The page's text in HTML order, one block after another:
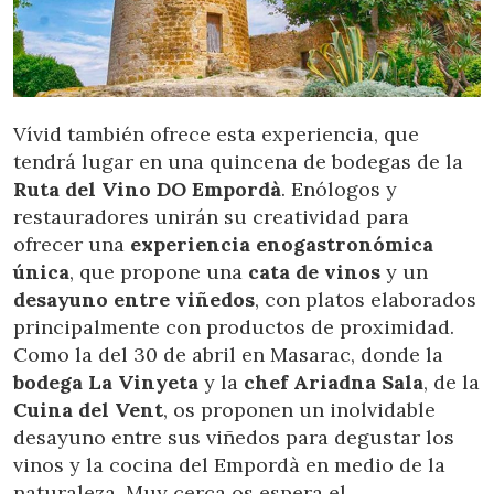
Vívid también ofrece esta experiencia, que
tendrá lugar en una quincena de bodegas de la
Ruta del Vino DO Empordà. Enólogos y
restauradores unirán su creatividad para
ofrecer una experiencia enogastronómica
única, que propone una cata de vinos y un
desayuno entre viñedos, con platos elaborados
principalmente con productos de proximidad.
Como la del 30 de abril en Masarac, donde la
bodega La Vinyeta y la chef Ariadna Sala, de la
Cuina del Vent, os proponen un inolvidable
desayuno entre sus viñedos para degustar los
vinos y la cocina del Empordà en medio de la
habitudes de navigation sur le site Web et afficher des
publicités liées au profil de navigation de l'utilisateur.